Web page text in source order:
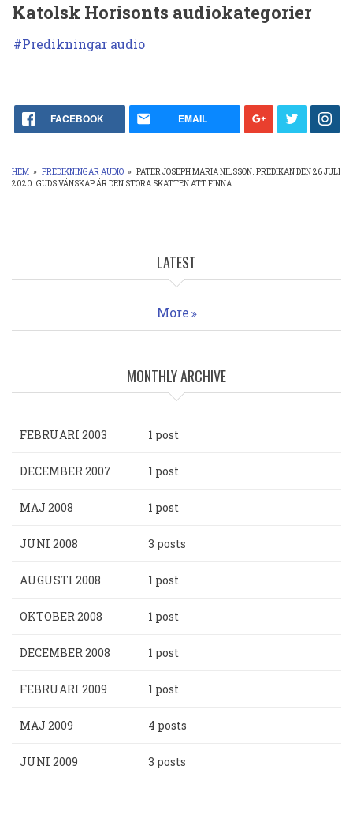
skatten
att
Katolsk Horisonts audiokategorier
Predikningar audio
FACEBOOK EMAIL
LÄNKSTIG
HEM » PREDIKNINGAR AUDIO » PATER JOSEPH MARIA NILSSON. PREDIKAN DEN 26 JULI
2020. GUDS VÄNSKAP ÄR DEN STORA SKATTEN ATT FINNA
LATEST
More
MONTHLY ARCHIVE
FEBRUARI 2003 1 post
DECEMBER 2007 1 post
MAJ 2008 1 post
JUNI 2008 3 posts
AUGUSTI 2008 1 post
OKTOBER 2008 1 post
DECEMBER 2008 1 post
FEBRUARI 2009 1 post
MAJ 2009 4 posts
JUNI 2009 3 posts